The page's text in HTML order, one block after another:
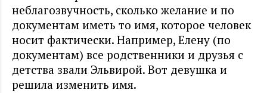
неблагозвучность, сколько желание и по
документам иметь то имя, которое человек
носит фактически. Например, Елену (по
документам) все родственники и друзья с
детства звали Эльвирой. Вот девушка и
решила изменить имя.